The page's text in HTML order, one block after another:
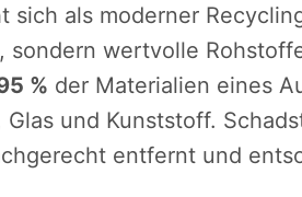
sich als moderner
wertvolle
% der Materialien eines
und Kunststoff.
entfernt und